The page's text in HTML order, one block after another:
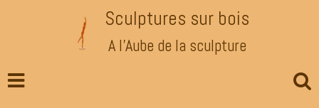
Sculptures sur bois
A l'Aube de la sculpture